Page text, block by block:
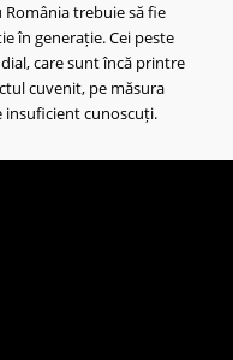
trebuie să fie
în generație.Cei peste
care sunt încă printre
cuvenit, pe măsura
insuficient cunoscuți.